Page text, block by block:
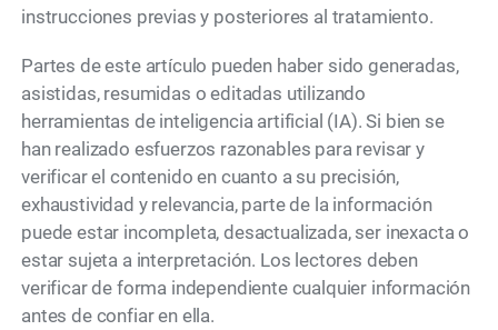
instrucciones previas y posteriores al tratamiento.
Partes de este artículo pueden haber sido generadas,
asistidas, resumidas o editadas utilizando
herramientas de inteligencia artificial (IA). Si bien se
han realizado esfuerzos razonables para revisar y
verificar el contenido en cuanto a su precisión,
exhaustividad y relevancia, parte de la información
puede estar incompleta, desactualizada, ser inexacta o
estar sujeta a interpretación. Los lectores deben
verificar de forma independiente cualquier información
antes de confiar en ella.